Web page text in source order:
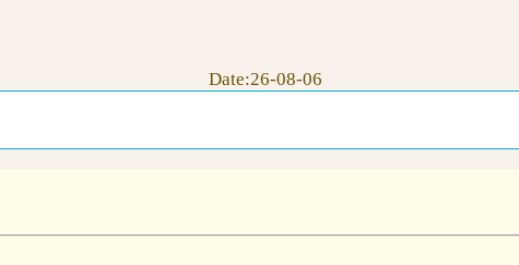
Date:26-08-06